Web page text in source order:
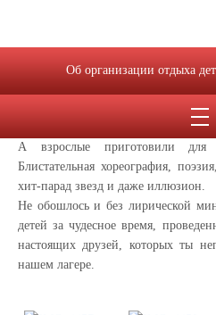
Одним из самых ярких событий
концерт "ТЫ супер!".
для ребят снимали Кирилл
А взрослые приготовили для
Блистательная хореография,
хит-парад звезд и даже иллюзион.
Не обошлось и без лирической
детей за чудесное время,
настоящих друзей, которых ты
нашем лагере.
Об организации отдыха